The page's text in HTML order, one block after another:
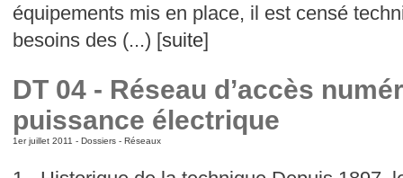
équipements mis en place, il est censé
besoins des (...) [suite]
DT 04 - Réseau d’accès
puissance électrique
1er juillet 2011 - Dossiers- Réseaux